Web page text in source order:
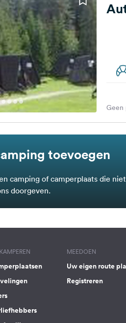
Geen
toevoegen
camping of camperplaats die
doorgeven.
MEEDOEN
Uw eigen route
Registreren